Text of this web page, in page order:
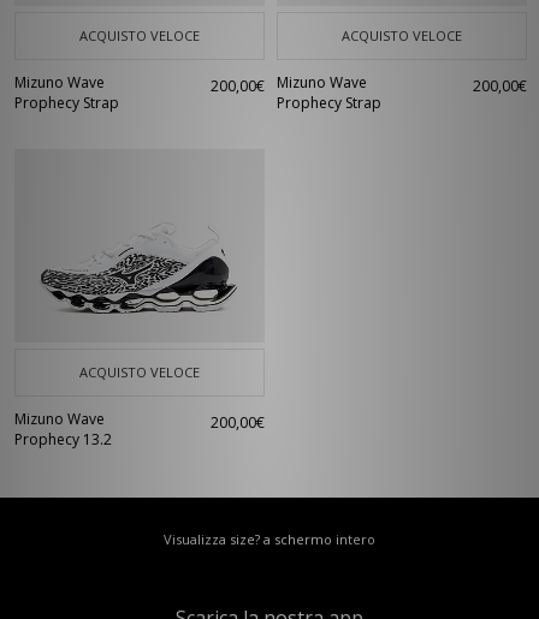
ACQUISTO VELOCE
Mizuno Wave
Prophecy Strap
200,00€
ACQUISTO VELOCE
Mizuno Wave
Prophecy Strap
200,00€
ACQUISTO VELOCE
Mizuno Wave
Prophecy 13.2
200,00€
Visualizza size? a schermo intero